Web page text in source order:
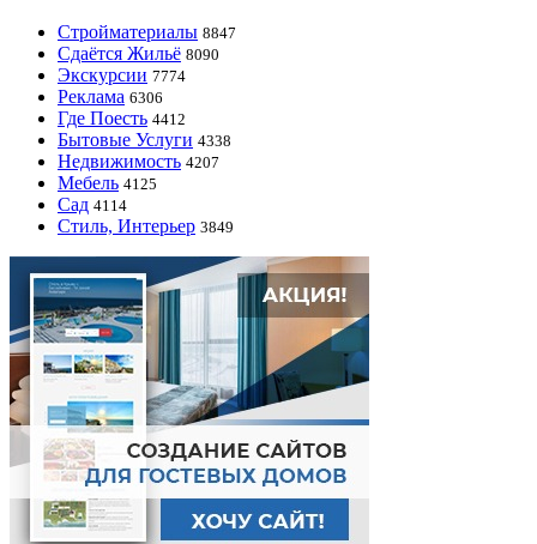
Стройматериалы 8847
Сдаётся Жильё 8090
Экскурсии 7774
Реклама 6306
Где Поесть 4412
Бытовые Услуги 4338
Недвижимость 4207
Мебель 4125
Сад 4114
Стиль, Интерьер 3849